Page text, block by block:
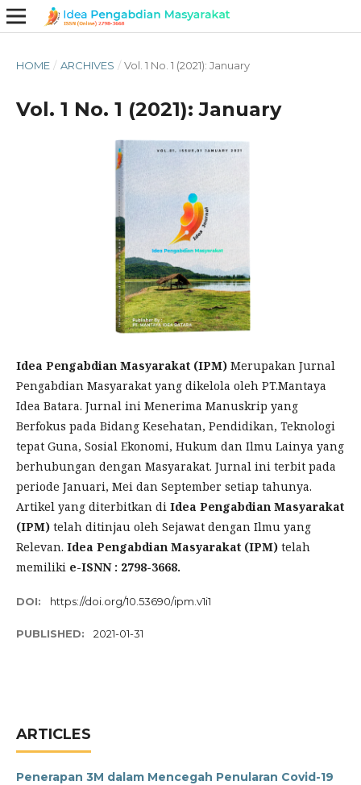
HOME / ARCHIVES / Vol. 1 No. 1 (2021): January
Vol. 1 No. 1 (2021): January
Idea Pengabdian Masyarakat (IPM) Merupakan Jurnal
Pengabdian Masyarakat yang dikelola oleh PT.Mantaya
Idea Batara. Jurnal ini Menerima Manuskrip yang
Berfokus pada Bidang Kesehatan, Pendidikan, Teknologi
tepat Guna, Sosial Ekonomi, Hukum dan Ilmu Lainya yang
berhubungan dengan Masyarakat. Jurnal ini terbit pada
periode Januari, Mei dan September setiap tahunya.
Artikel yang diterbitkan di Idea Pengabdian Masyarakat
(IPM) telah ditinjau oleh Sejawat dengan Ilmu yang
Relevan. Idea Pengabdian Masyarakat (IPM) telah
memiliki e-ISNN : 2798-3668.
DOI: https://doi.org/10.53690/ipm.v1i1
PUBLISHED: 2021-01-31
ARTICLES
Penerapan 3M dalam Mencegah Penularan Covid-19